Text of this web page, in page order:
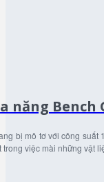
năng Bench
bị mô tơ với công
việc mài những vật